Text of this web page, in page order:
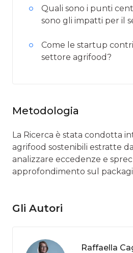
Quali sono i punti
sono gli impatti per il
Come le startup
settore agrifood?
Metodologia
La Ricerca è stata condotta
agrifood sostenibili estratte
analizzare eccedenze e
approfondimento sul
Gli Autori
Raffaella